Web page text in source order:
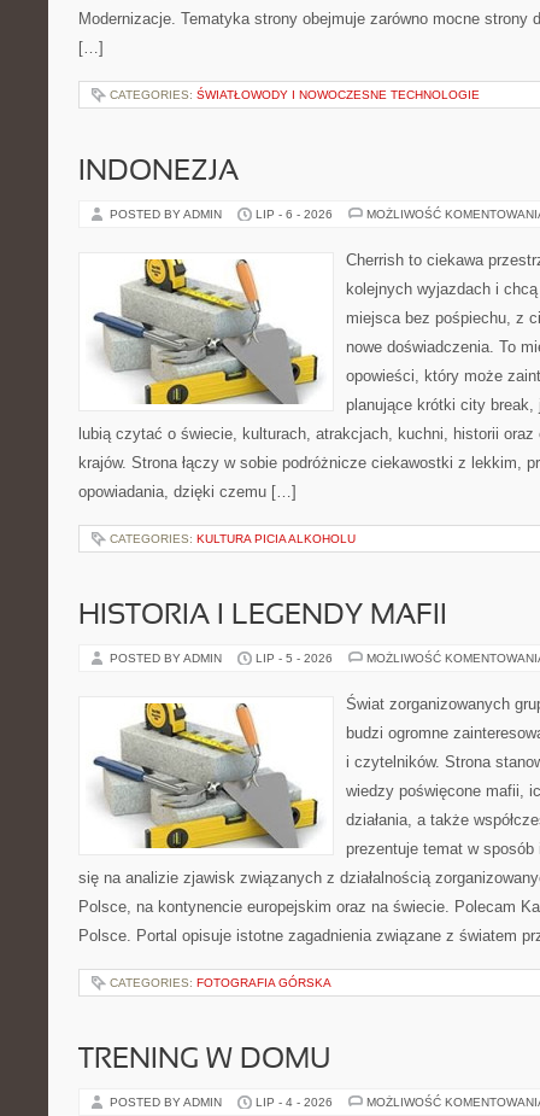
Modernizacje. Tematyka strony obejmuje zarówno mocne strony
[…]
CATEGORIES: ŚWIATŁOWODY I NOWOCZESNE TECHNOLOGIE
INDONEZJA
POSTED BY ADMIN LIP - 6 - 2026 MOŻLIWOŚĆ
Cherrish to ciekawa
kolejnych wyjazdach i
miejsca bez pośpiechu, z
nowe doświadczenia. To
opowieści, który może
planujące krótki city
lubią czytać o świecie, kulturach, atrakcjach, kuchni, historii
krajów. Strona łączy w sobie podróżnicze ciekawostki z lekkim,
opowiadania, dzięki czemu […]
CATEGORIES: KULTURA PICIA ALKOHOLU
HISTORIA I LEGENDY MAFII
POSTED BY ADMIN LIP - 5 - 2026 MOŻLIWOŚĆ
Świat zorganizowanych
budzi ogromne
i czytelników. Strona
wiedzy poświęcone mafii,
działania, a także
prezentuje temat w
się na analizie zjawisk związanych z działalnością
Polsce, na kontynencie europejskim oraz na świecie. Polecam
Polsce. Portal opisuje istotne zagadnienia związane z światem
CATEGORIES: FOTOGRAFIA GÓRSKA
TRENING W DOMU
POSTED BY ADMIN LIP - 4 - 2026 MOŻLIWOŚĆ